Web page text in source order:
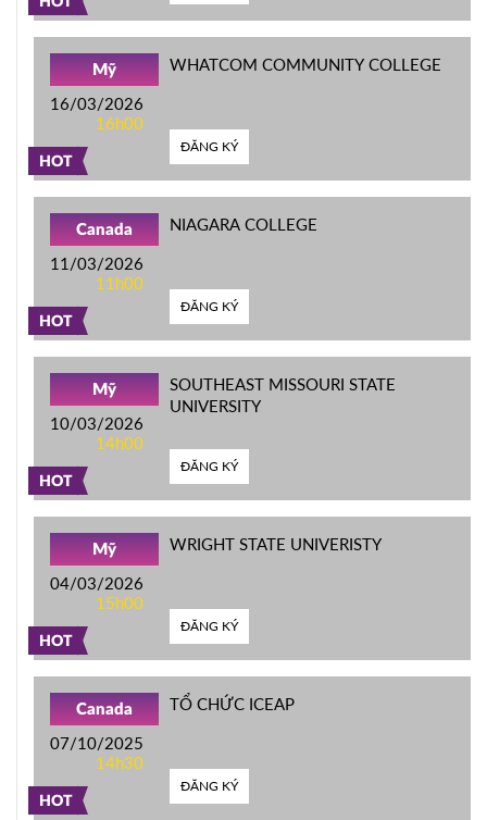
HOT
Mỹ
16/03/2026
16h00
WHATCOM COMMUNITY COLLEGE
ĐĂNG KÝ
HOT
Canada
11/03/2026
11h00
NIAGARA COLLEGE
ĐĂNG KÝ
HOT
Mỹ
10/03/2026
14h00
SOUTHEAST MISSOURI STATE
UNIVERSITY
ĐĂNG KÝ
HOT
Mỹ
04/03/2026
15h00
WRIGHT STATE UNIVERISTY
ĐĂNG KÝ
HOT
Canada
07/10/2025
14h30
TỔ CHỨC ICEAP
ĐĂNG KÝ